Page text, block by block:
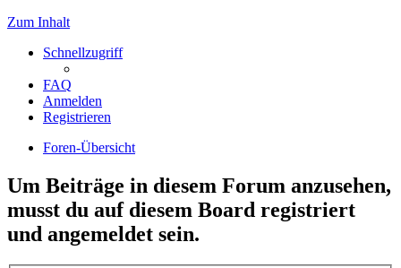
Zum Inhalt
Schnellzugriff
FAQ
Anmelden
Registrieren
Foren-Übersicht
Um Beiträge in diesem Forum anzusehen,
musst du auf diesem Board registriert
und angemeldet sein.